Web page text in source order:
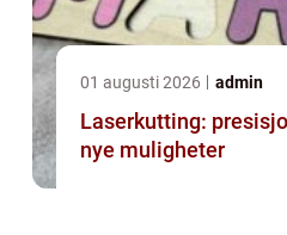
01 augusti 2026 admin
Laserkutting:
nye muligheter